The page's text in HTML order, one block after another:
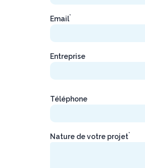
Email*
Entreprise
Téléphone
Nature de votre projet*